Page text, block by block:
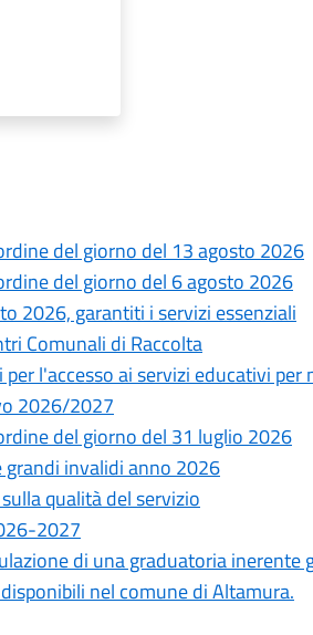
del giorno del 13 agosto 2026
del giorno del 6 agosto 2026
2026, garantiti i servizi essenziali
Comunali di Raccolta
l'accesso ai servizi educativi per
2026/2027
del giorno del 31 luglio 2026
invalidi anno 2026
qualità del servizio
2027
di una graduatoria inerente
nel comune di Altamura.